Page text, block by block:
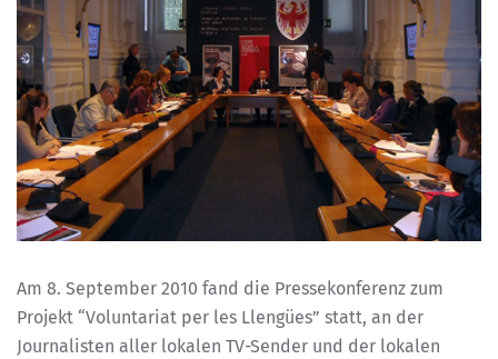
Am 8. September 2010 fand die Pressekonferenz zum
Projekt “Voluntariat per les Llengües” statt, an der
Journalisten aller lokalen TV-Sender und der lokalen